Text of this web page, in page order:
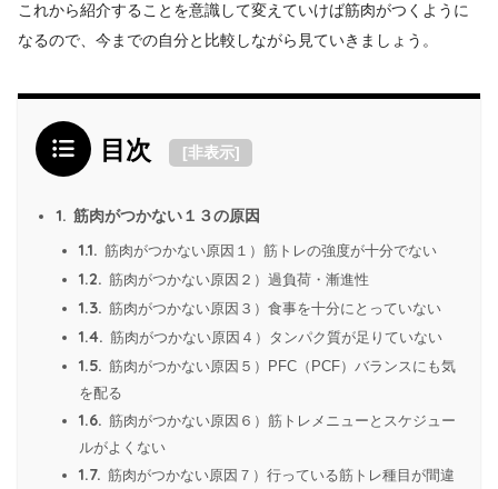
これから紹介することを意識して変えていけば筋肉がつくように
なるので、今までの自分と比較しながら見ていきましょう。
目次 [非表示]
1. 筋肉がつかない１３の原因
1.1. 筋肉がつかない原因１）筋トレの強度が十分でない
1.2. 筋肉がつかない原因２）過負荷・漸進性
1.3. 筋肉がつかない原因３）食事を十分にとっていない
1.4. 筋肉がつかない原因４）タンパク質が足りていない
1.5. 筋肉がつかない原因５）PFC（PCF）バランスにも気
を配る
1.6. 筋肉がつかない原因６）筋トレメニューとスケジュー
ルがよくない
1.7. 筋肉がつかない原因７）行っている筋トレ種目が間違